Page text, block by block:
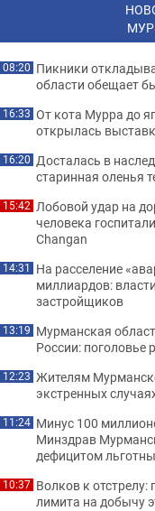
08:20 Пикники
области обещает
16:33 От кота Мурра до
открылась
16:20 Досталась в
старинная оленья
15:42 Лобовой удар на
человека
Changan
14:31 На расселение
миллиардов:
застройщиков
13:19 Мурманская
России: поголовье
12:23 Жителям
экстренных
11:24 Минус 100
Минздрав
дефицитом
10:37 Волков к
лимита на добычу